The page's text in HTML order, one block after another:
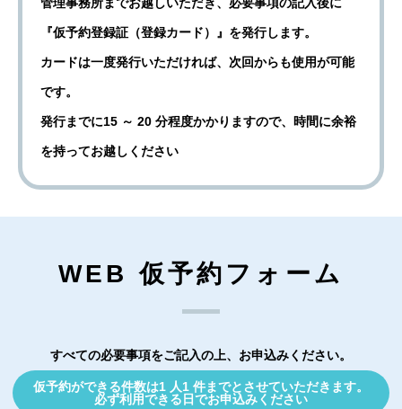
管理事務所までお越しいただき、必要事項の記入後に
『仮予約登録証（登録カード）』を発行します。
カードは一度発行いただければ、次回からも使用が可能
です。
発行までに15 ～ 20 分程度かかりますので、時間に余裕
を持ってお越しください
WEB 仮予約フォーム
すべての必要事項をご記入の上、お申込みください。
仮予約ができる件数は1 人1 件までとさせていただきます。
必ず利用できる日でお申込みください